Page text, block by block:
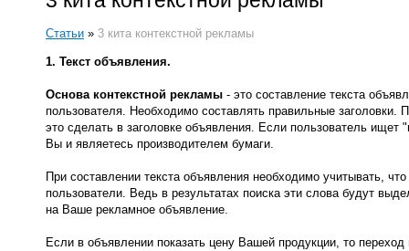
Статьи » 3 кита контекстной рекламы
1. Текст объявления.
Основа контекстной рекламы - это составление текста
пользователя. Необходимо составлять правильные
это сделать в заголовке объявления. Если пользователь
Вы и являетесь производителем бумаги.
При составлении текста объявления необходимо учитывать,
пользователи. Ведь в результатах поиска эти слова будут
на Ваше рекламное объявление.
Если в объявлении показать цену Вашей продукции, то